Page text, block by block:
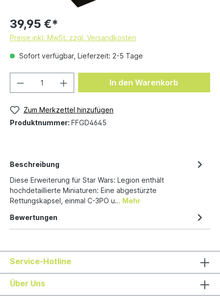
39,95 €*
Preise inkl. MwSt. zzgl. Versandkosten
Sofort verfügbar, Lieferzeit: 2-5 Tage
In den Warenkorb
Zum Merkzettel hinzufügen
Produktnummer: FFGD4645
Beschreibung
Diese Erweiterung für Star Wars: Legion enthält
hochdetaillierte Miniaturen: Eine abgestürzte
Rettungskapsel, einmal C-3PO u… Mehr
Bewertungen
Service-Hotline
Über Uns